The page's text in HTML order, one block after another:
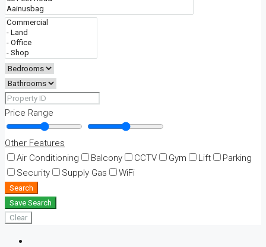
Price Range
Other Features
Air Conditioning
Balcony CCTV Gym Lift
Parking
Security
Supply Gas WiFi
Search
Save Search
Clear